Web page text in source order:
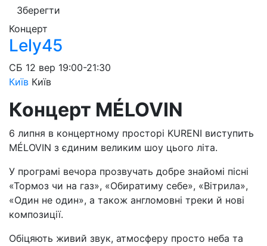
Зберегти
Концерт
Lely45
СБ 12 вер 19:00-21:30
Київ Київ
Концерт MÉLOVIN
6 липня в концертному просторі KURENI виступить
MÉLOVIN з єдиним великим шоу цього літа.
У програмі вечора прозвучать добре знайомі пісні
«Тормоз чи на газ», «Обиратиму себе», «Вітрила»,
«Один не один», а також англомовні треки й нові
композиції.
Обіцяють живий звук, атмосферу просто неба та